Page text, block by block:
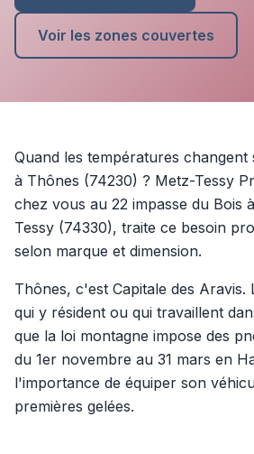
Voir les zones couvertes
Quand les températures
à Thônes (74230) ? Metz-Tessy
chez vous au 22 impasse du Bois
Tessy (74330), traite ce besoin
selon marque et dimension.
Thônes, c'est Capitale des Aravis.
qui y résident ou qui travaillent
que la loi montagne impose des
du 1er novembre au 31 mars en
l'importance de équiper son
premières gelées.